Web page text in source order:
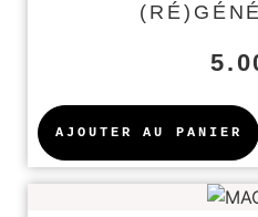
AJOUTER AU PANIER